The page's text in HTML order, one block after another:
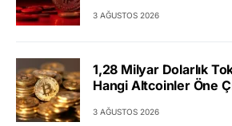
3 AĞUSTOS 2026
1,28 Milyar Dolarlık
Hangi Altcoinler Öne
3 AĞUSTOS 2026